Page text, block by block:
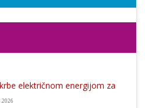
električnom energijom za